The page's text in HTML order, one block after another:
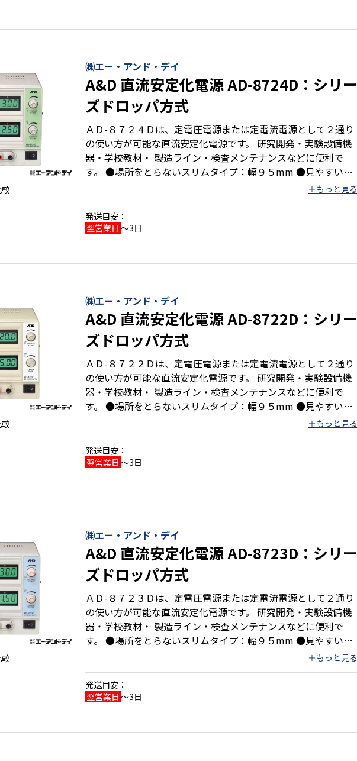
㈱エー・アンド・デイ
A&D 直流安定化電源 AD-8724D：シリー
ズドロッパ方式
ＡＤ-８７２４Ｄは、定電圧電源または定電流電源として２通り
の使い方が可能な直流安定化電源です。 研究開発・実験設備機
器・学校教材・ 製造ライン・検査メンテナンスなどに便利で
す。 ●場所をとらないスリムタイプ：幅９５mm ●見やすいバ
ックライト付液晶表示 ●電源はシリーズレギュレータ方式
発送目安：
翌営業日 ～3日
㈱エー・アンド・デイ
A&D 直流安定化電源 AD-8722D：シリー
ズドロッパ方式
ＡＤ-８７２２Ｄは、定電圧電源または定電流電源として２通り
の使い方が可能な直流安定化電源です。 研究開発・実験設備機
器・学校教材・ 製造ライン・検査メンテナンスなどに便利で
す。 ●場所をとらないスリムタイプ：幅９５mm ●見やすいバ
ックライト付液晶表示 ●電源はシリーズレギュレータ方式
発送目安：
翌営業日 ～3日
㈱エー・アンド・デイ
A&D 直流安定化電源 AD-8723D：シリー
ズドロッパ方式
ＡＤ-８７２３Ｄは、定電圧電源または定電流電源として２通り
の使い方が可能な直流安定化電源です。 研究開発・実験設備機
器・学校教材・ 製造ライン・検査メンテナンスなどに便利で
す。 ●場所をとらないスリムタイプ：幅９５mm ●見やすいバ
ックライト付液晶表示 ●電源はシリーズレギュレータ方式
発送目安：
翌営業日 ～3日